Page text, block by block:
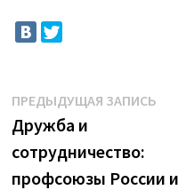
Навигация
по
записям
ПРЕДЫДУЩАЯ ЗАПИСЬ
Дружба и
сотрудничество:
профсоюзы России и